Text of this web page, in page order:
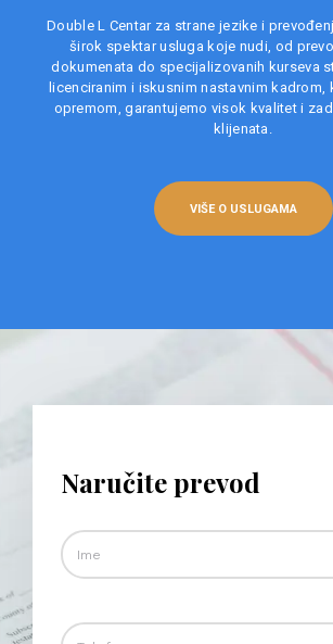
Double L Centar za strane jezike i
širok spektar usluga koje nudi, od
dokumenata do specijalizovanih kurseva
licenciranim i iskusnim nastavnim kadrom,
opremom, garantujemo visok kvalitet i
klijenata.
VIŠE O USLUGAMA
Naručite prevod